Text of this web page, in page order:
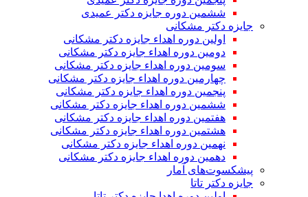
ششمین دوره جایزه دکتر عمیدی
جایزه دکتر مشکانی
اولین دوره اهداء جایزه دکتر مشکانی
دومین دوره اهداء جایزه دکتر مشکانی
سومین دوره اهداء جایزه دکتر مشکانی
چهارمین دوره اهداء جایزه دکتر مشکانی
پنجمین دوره اهداء جایزه دکتر مشکانی
ششمین دوره اهداء جایزه دکتر مشکانی
هفتمین دوره اهداء جایزه دکتر مشکانی
هشتمین دوره اهداء جایزه دکتر مشکانی
نهمین دوره اهداء جایزه دکتر مشکانی
دهمین دوره اهداء جایزه دکتر مشکانی
پیشکسوت‌های آمار
جایزه دکتر تاتا